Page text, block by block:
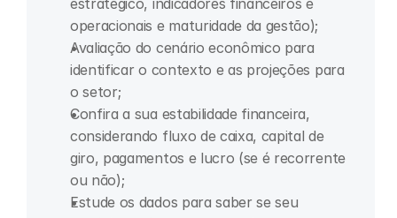
estratégico, indicadores financeiros e
operacionais e maturidade da gestão);
Avaliação do cenário econômico para
identificar o contexto e as projeções para
o setor;
Confira a sua estabilidade financeira,
considerando fluxo de caixa, capital de
giro, pagamentos e lucro (se é recorrente
ou não);
Estude os dados para saber se seu